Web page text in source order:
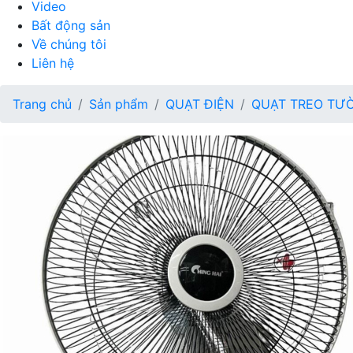
Video
Bất động sản
Về chúng tôi
Liên hệ
Trang chủ Sản phẩm QUẠT ĐIỆN QUẠT TREO